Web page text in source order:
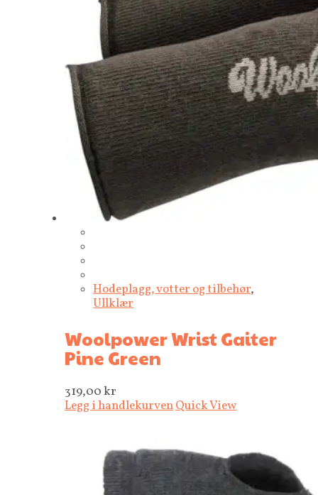
Hodeplagg, votter og tilbehør,
Ullklær
Woolpower Wrist Gaiter
Pine Green
319,00kr
Legg i handlekurvenQuick View